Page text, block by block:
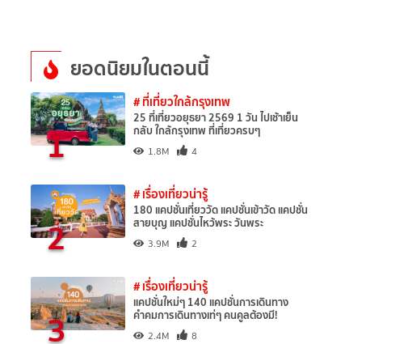
ยอดนิยมในตอนนี้
1
# ที่เที่ยวใกล้กรุงเทพ
25 ที่เที่ยวอยุธยา 2569 1 วัน ไปเช้าเย็น
กลับ ใกล้กรุงเทพ ที่เที่ยวครบๆ
1.8M 4
2
# เรื่องเที่ยวน่ารู้
180 แคปชั่นเที่ยววัด แคปชั่นเข้าวัด แคปชั่น
สายบุญ แคปชั่นไหว้พระ วันพระ
3.9M 2
3
# เรื่องเที่ยวน่ารู้
แคปชั่นใหม่ๆ 140 แคปชั่นการเดินทาง
คำคมการเดินทางเท่ๆ คนคูลต้องมี!
2.4M 8